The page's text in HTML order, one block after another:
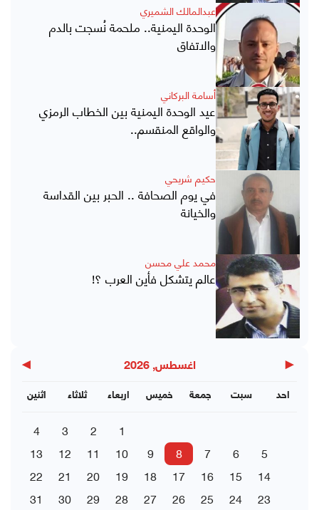
عبدالمالك الشميري
الوحدة اليمنية.. ملحمة نُسجت بالدم
والاتفاق
أسامة البركاني
عيد الوحدة اليمنية بين الخطاب الرمزي
والواقع المنقسم..
حكيم شريحي
في يوم الصحافة .. الحبر بين القداسة
والخيانة
محمد علي محسن
عالم يتشكل فأين العرب ؟!
◀ اغسطس, 2026 ▶
اثنين ثلاثاء اربعاء خميس جمعة سبت احد
1
2
3
4
5
6
7
8
9
10
11
12
13
14
15
16
17
18
19
20
21
22
23
24
25
26
27
28
29
30
31